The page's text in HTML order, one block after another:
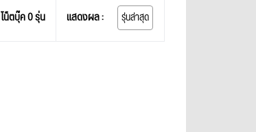
โน็ตบุ๊ค 0 รุ่น แสดงผล : รุ่นล่าสุด